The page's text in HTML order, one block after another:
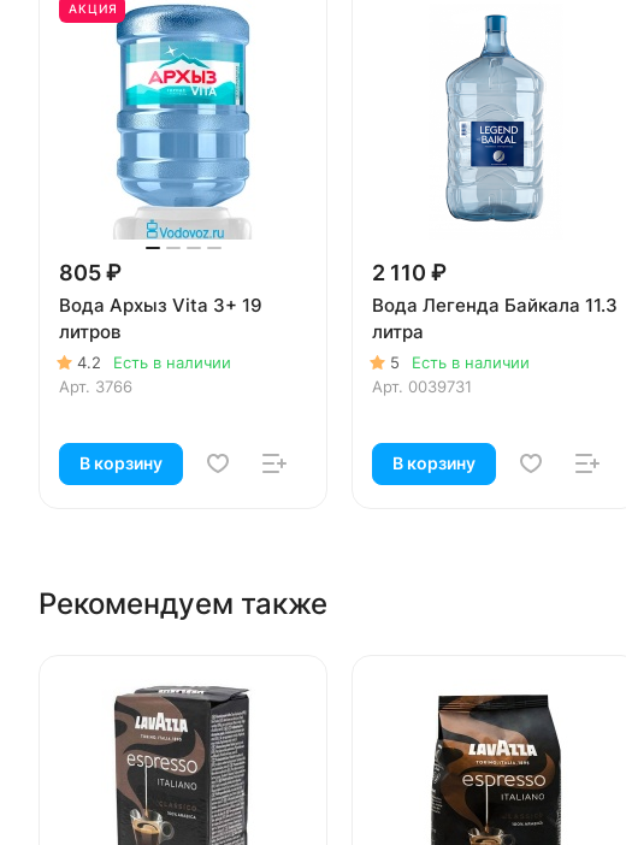
АКЦИЯ
805 ₽
Вода Архыз Vita 3+ 19
литров
4.2
Есть в наличии
Арт. 3766
В корзину
2 110 ₽
Вода Легенда Байкала 11.3
литра
5
Есть в наличии
Арт. 0039731
В корзину
Рекомендуем также